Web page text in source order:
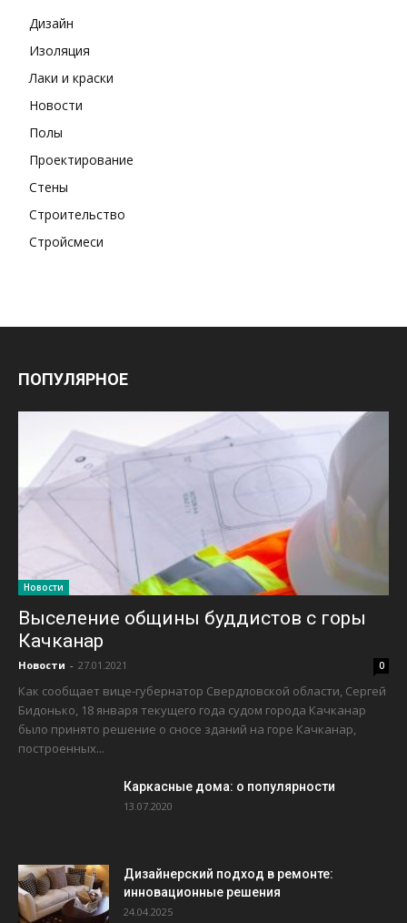
Дизайн
Изоляция
Лаки и краски
Новости
Полы
Проектирование
Стены
Строительство
Стройсмеси
ПОПУЛЯРНОЕ
Новости
Выселение общины буддистов с горы
Качканар
Новости - 27.01.2021 0
Как сообщает вице-губернатор Свердловской области, Сергей
Бидонько, 18 января текущего года судом города Качканар
было принято решение о сносе зданий на горе Качканар,
построенных...
Каркасные дома: о популярности
13.07.2020
Дизайнерский подход в ремонте:
инновационные решения
24.04.2025